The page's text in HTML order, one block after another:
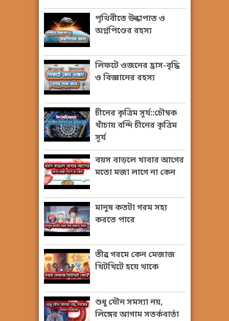
পৃথিবীতে উল্কাপাত ও
অগ্নপিণ্ডের রহস্য
লিফটে ওজনের হ্রাস-বৃদ্ধি
ও বিজ্ঞানের রহস্য
চীনের কৃত্রিম সূর্য::চৌম্বক
খাঁচায় বন্দি চীনের কৃত্রিম
সূর্য
বয়স বাড়লে খাবার আগের
মতো মজা লাগে না কেন
মানুষ কতটা গরম সহ্য
করতে পারে
তীব্র গরমে কেন মেজাজ
খিটখিটে হয়ে থাকে
শুধু যৌন সমস্যা নয়,
লিঙ্গের আগাম সতর্কবার্তা